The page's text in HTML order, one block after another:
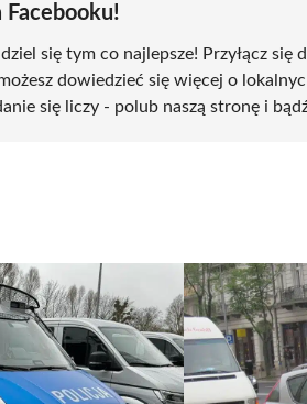
Facebooku!
się tym co najlepsze! Przyłącz się
dowiedzieć się więcej o
się liczy - polub naszą stronę i